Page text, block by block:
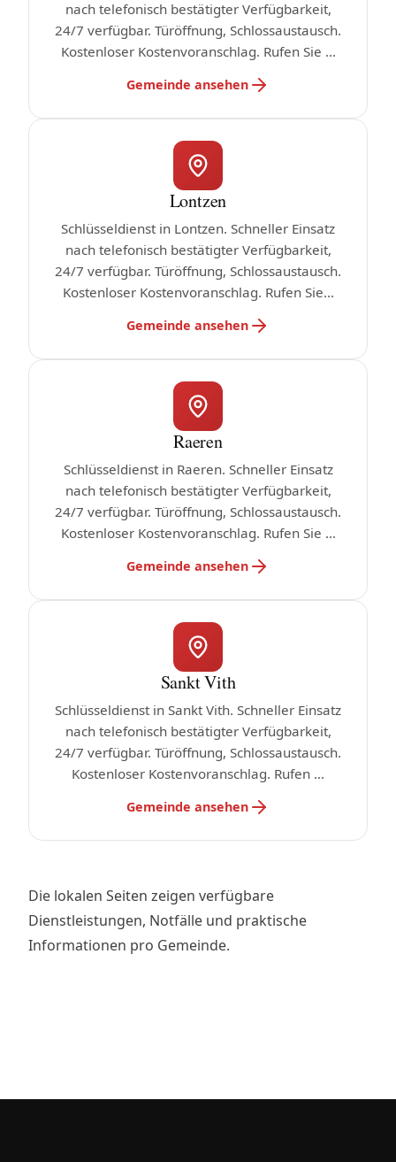
nach telefonisch bestätigter Verfügbarkeit,
24/7 verfügbar. Türöffnung, Schlossaustausch.
Kostenloser Kostenvoranschlag. Rufen Sie ...
Gemeinde ansehen
Lontzen
Schlüsseldienst in Lontzen. Schneller Einsatz
nach telefonisch bestätigter Verfügbarkeit,
24/7 verfügbar. Türöffnung, Schlossaustausch.
Kostenloser Kostenvoranschlag. Rufen Sie...
Gemeinde ansehen
Raeren
Schlüsseldienst in Raeren. Schneller Einsatz
nach telefonisch bestätigter Verfügbarkeit,
24/7 verfügbar. Türöffnung, Schlossaustausch.
Kostenloser Kostenvoranschlag. Rufen Sie ...
Gemeinde ansehen
Sankt Vith
Schlüsseldienst in Sankt Vith. Schneller Einsatz
nach telefonisch bestätigter Verfügbarkeit,
24/7 verfügbar. Türöffnung, Schlossaustausch.
Kostenloser Kostenvoranschlag. Rufen ...
Gemeinde ansehen
Die lokalen Seiten zeigen verfügbare
Dienstleistungen, Notfälle und praktische
Informationen pro Gemeinde.